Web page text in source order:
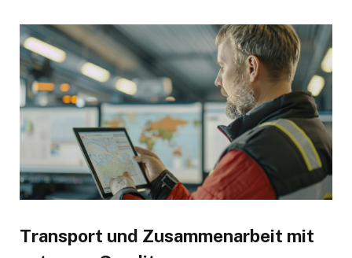
Transport und Zusammenarbeit mit